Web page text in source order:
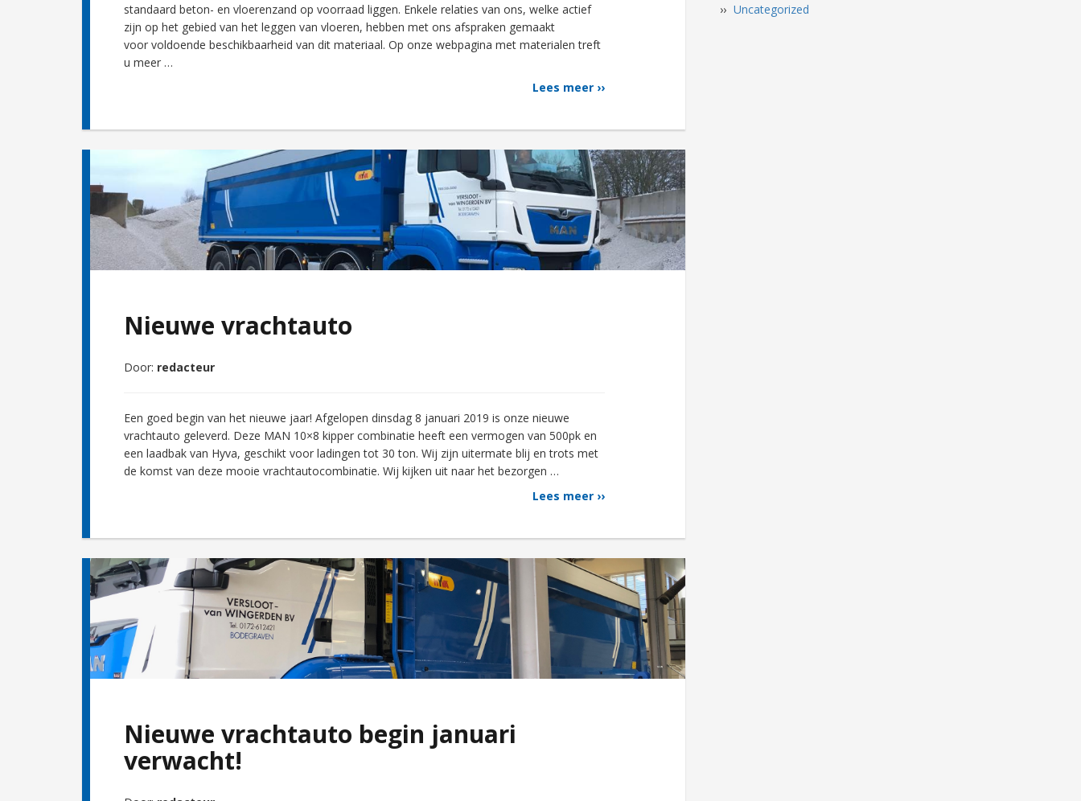
standaard beton- en vloerenzand op voorraad liggen. Enkele relaties van ons, welke actief
zijn op het gebied van het leggen van vloeren, hebben met ons afspraken gemaakt
voor voldoende beschikbaarheid van dit materiaal. Op onze webpagina met materialen treft
u meer …
Lees meer ››
Nieuwe vrachtauto
Door: redacteur
Een goed begin van het nieuwe jaar! Afgelopen dinsdag 8 januari 2019 is onze nieuwe
vrachtauto geleverd. Deze MAN 10×8 kipper combinatie heeft een vermogen van 500pk en
een laadbak van Hyva, geschikt voor ladingen tot 30 ton. Wij zijn uitermate blij en trots met
de komst van deze mooie vrachtautocombinatie. Wij kijken uit naar het bezorgen …
Lees meer ››
Nieuwe vrachtauto begin januari
verwacht!
Uncategorized